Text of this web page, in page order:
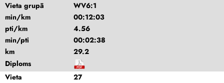
Vieta grupā
WV6:1
min/km
00:12:03
pti/km
4.56
min/pti
00:02:38
km
29.2
Diploms
Vieta
27